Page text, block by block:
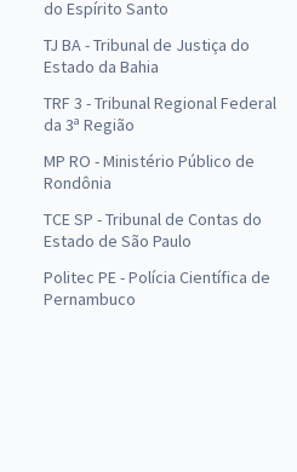
do Espírito Santo
TJ BA - Tribunal de Justiça do
Estado da Bahia
TRF 3 - Tribunal Regional Federal
da 3ª Região
MP RO - Ministério Público de
Rondônia
TCE SP - Tribunal de Contas do
Estado de São Paulo
Politec PE - Polícia Científica de
Pernambuco